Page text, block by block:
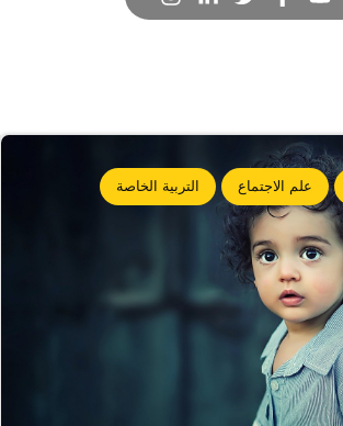
علم الاجتماع التربية الخاصة